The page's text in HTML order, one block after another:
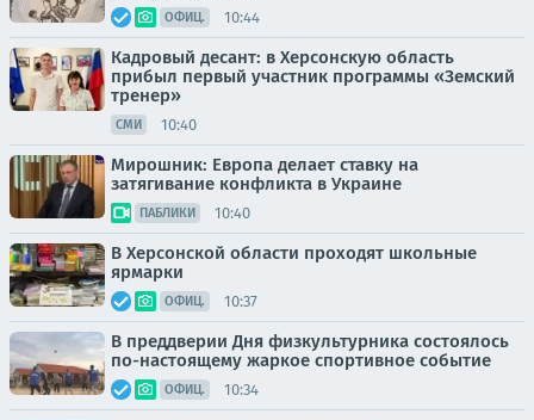
ОФИЦ. 10:44
Кадровый десант: в Херсонскую область
прибыл первый участник программы «Земский
тренер»
СМИ 10:40
Мирошник: Европа делает ставку на
затягивание конфликта в Украине
ПАБЛИКИ 10:40
В Херсонской области проходят школьные
ярмарки
ОФИЦ. 10:37
В преддверии Дня физкультурника состоялось
по-настоящему жаркое спортивное событие
ОФИЦ. 10:34